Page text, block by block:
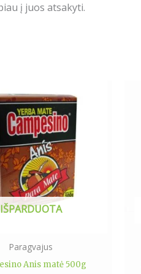
į juos atsakyti.
IŠPARDUOTA
Paragvajus
Anis matė 500g